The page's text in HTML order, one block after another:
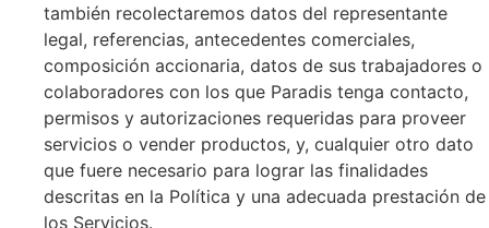
también recolectaremos datos del representante
legal, referencias, antecedentes comerciales,
composición accionaria, datos de sus trabajadores o
colaboradores con los que Paradis tenga contacto,
permisos y autorizaciones requeridas para proveer
servicios o vender productos, y, cualquier otro dato
que fuere necesario para lograr las finalidades
descritas en la Política y una adecuada prestación de
los Servicios.